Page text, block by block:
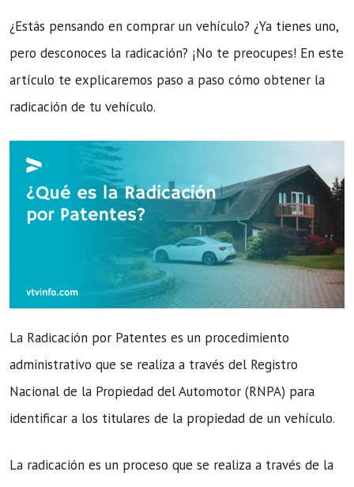
¿Estás pensando en comprar un vehículo? ¿Ya tienes uno,
pero desconoces la radicación? ¡No te preocupes! En este
artículo te explicaremos paso a paso cómo obtener la
radicación de tu vehículo.
La Radicación por Patentes es un procedimiento
administrativo que se realiza a través del Registro
Nacional de la Propiedad del Automotor (RNPA) para
identificar a los titulares de la propiedad de un vehículo.
La radicación es un proceso que se realiza a través de la